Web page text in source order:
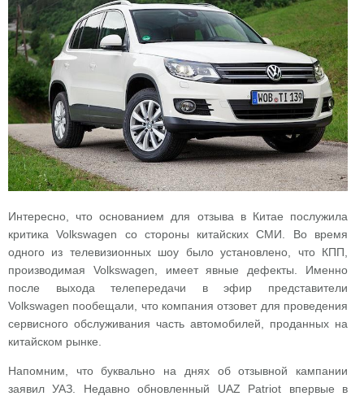
Интересно, что основанием для отзыва в Китае послужила
критика Volkswagen со стороны китайских СМИ. Во время
одного из телевизионных шоу было установлено, что КПП,
производимая Volkswagen, имеет явные дефекты. Именно
после выхода телепередачи в эфир представители
Volkswagen пообещали, что компания отзовет для проведения
сервисного обслуживания часть автомобилей, проданных на
китайском рынке.
Напомним, что буквально на днях об отзывной кампании
заявил УАЗ. Недавно обновленный UAZ Patriot впервые в